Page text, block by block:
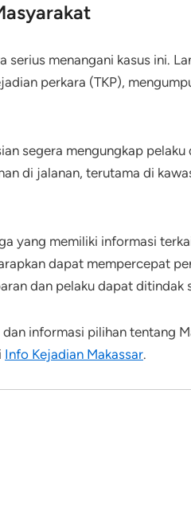
serius menangani kasus ini.
perkara (TKP),
segera mengungkap
di jalanan, terutama di
yang memiliki informasi
dapat mempercepat
dan pelaku dapat ditindak
informasi pilihan tentang
Info Kejadian Makassar.